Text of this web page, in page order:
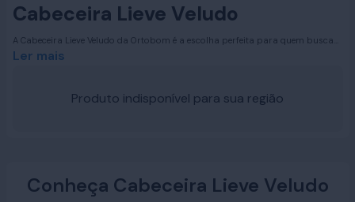
Cabeceira Lieve Veludo
A Cabeceira Lieve Veludo da Ortobom é a escolha perfeita para quem busca
um design minimalista e elegante. Disponível nos tamanhos Solteiro, Casal,
quarto em um espaço de bom gosto e conforto.
Ler mais
Produto indisponível para sua região
Conheça Cabeceira Lieve Veludo